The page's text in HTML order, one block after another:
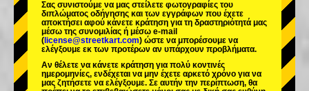
Σας συνιστούμε να μας στείλετε φωτογραφίες του
διπλώματος οδήγησης και των εγγράφων που έχετε
αποκτήσει αφού κάνετε κράτηση για τη δραστηριότητά μας
μέσω της συνομιλίας ή μέσω e-mail
( license@streetkart.com) ώστε να μπορέσουμε να
ελέγξουμε εκ των προτέρων αν υπάρχουν προβλήματα.
Αν θέλετε να κάνετε κράτηση για πολύ κοντινές
ημερομηνίες, ενδέχεται να μην έχετε αρκετό χρόνο για να
μας ζητήσετε να ελέγξουμε. Σε αυτήν την περίπτωση, θα